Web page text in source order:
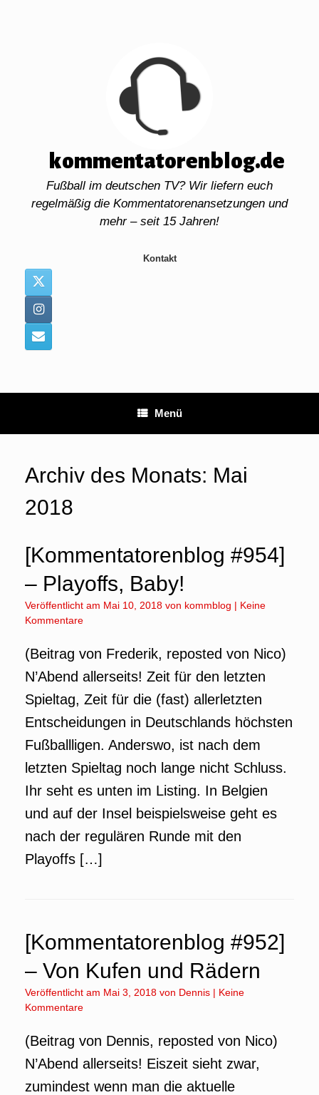
kommentatorenblog.de
Fußball im deutschen TV? Wir liefern euch
regelmäßig die Kommentatorenansetzungen und
mehr – seit 15 Jahren!
Kontakt
Menü
Archiv des Monats: Mai
2018
[Kommentatorenblog #954]
– Playoffs, Baby!
Veröffentlicht am Mai 10, 2018 von kommblog | Keine
Kommentare
(Beitrag von Frederik, reposted von Nico)
N’Abend allerseits! Zeit für den letzten
Spieltag, Zeit für die (fast) allerletzten
Entscheidungen in Deutschlands höchsten
Fußballligen. Anderswo, ist nach dem
letzten Spieltag noch lange nicht Schluss.
Ihr seht es unten im Listing. In Belgien
und auf der Insel beispielsweise geht es
nach der regulären Runde mit den
Playoffs […]
[Kommentatorenblog #952]
– Von Kufen und Rädern
Veröffentlicht am Mai 3, 2018 von Dennis | Keine
Kommentare
(Beitrag von Dennis, reposted von Nico)
N’Abend allerseits! Eiszeit sieht zwar,
zumindest wenn man die aktuelle